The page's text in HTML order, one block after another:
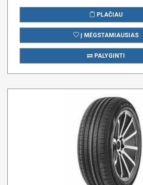
PLAČIAU
Į MĖGSTAMIAUSIAS
PALYGINTI